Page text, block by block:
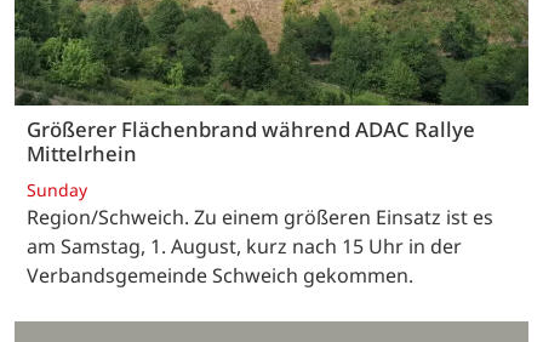
Größerer Flächenbrand während ADAC Rallye
Mittelrhein
Sunday
Region/Schweich. Zu einem größeren Einsatz ist es
am Samstag, 1. August, kurz nach 15 Uhr in der
Verbandsgemeinde Schweich gekommen.